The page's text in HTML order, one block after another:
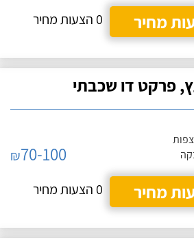
מחיר
0 הצעות מחיר
פרקט דו שכבתי
₪70-100
מחיר
0 הצעות מחיר